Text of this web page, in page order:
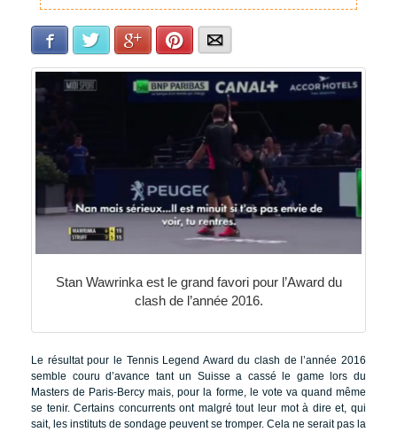
Facebook Twitter Google+Pinterest
Stan Wawrinka est le grand favori pour l’Award du
clash de l’année 2016.
Le résultat pour le Tennis Legend Award du clash de l’année 2016
semble couru d’avance tant un Suisse a cassé le game lors du
Masters de Paris-Bercy mais, pour la forme, le vote va quand même
se tenir. Certains concurrents ont malgré tout leur mot à dire et, qui
sait, les instituts de sondage peuvent se tromper. Cela ne serait pas la